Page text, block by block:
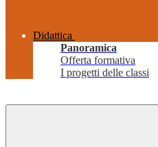
Didattica
Panoramica
Offerta formativa
I progetti delle classi